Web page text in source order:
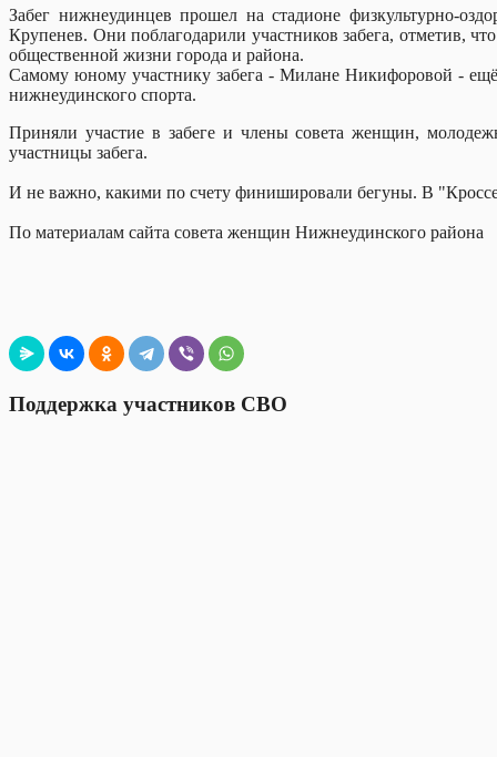
Забег нижнеудинцев прошел на стадионе физкультурно-
Крупенев. Они поблагодарили участников забега, отметив,
общественной жизни города и района.
Самому юному участнику забега - Милане Никифоровой - ещё
нижнеудинского спорта.
Приняли участие в забеге и члены совета женщин,
участницы забега.
И не важно, какими по счету финишировали бегуны. В
По материалам сайта совета женщин Нижнеудинского района
Поддержка участников СВО